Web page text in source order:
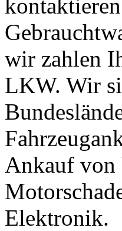
wir zahlen
LKW. Wir
Ankauf von
Elektronik.